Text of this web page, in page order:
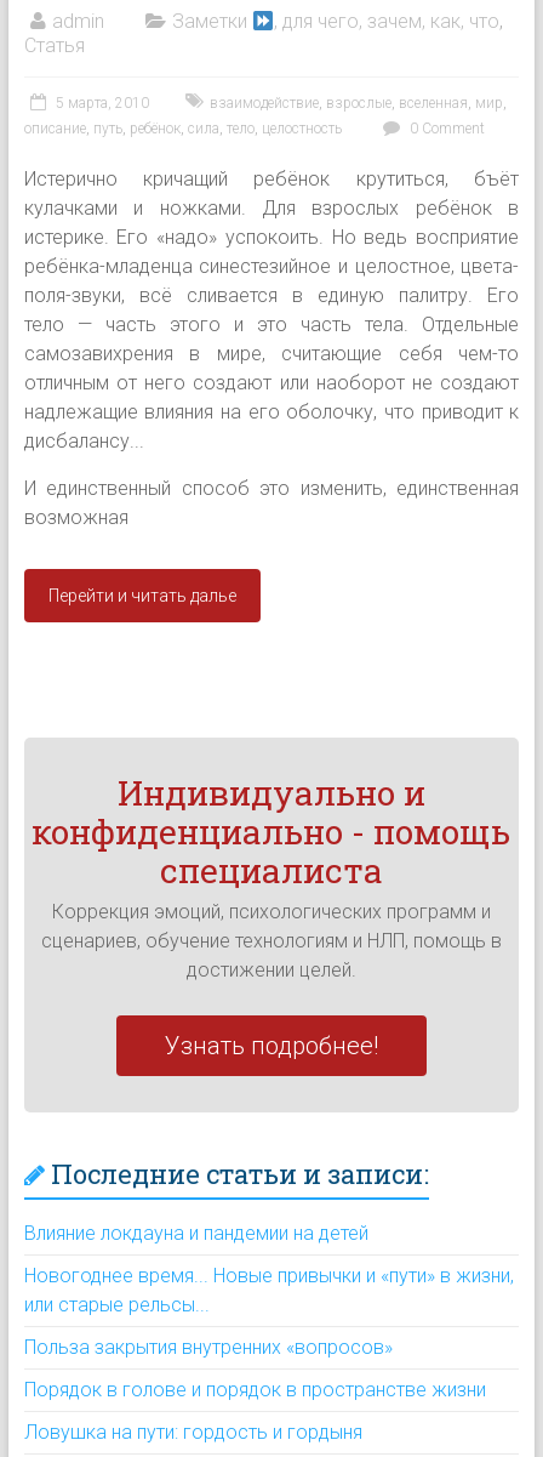
admin Заметки , для чего, зачем, как, что,
Статья
5 марта, 2010 взаимодействие, взрослые, вселенная, мир,
описание, путь, ребёнок, сила, тело, целостность 0 Comment
Истерично кричащий ребёнок крутиться, бъёт
кулачками и ножками. Для взрослых ребёнок в
истерике. Его «надо» успокоить. Но ведь восприятие
ребёнка-младенца синестезийное и целостное, цвета-
поля-звуки, всё сливается в единую палитру. Его
тело — часть этого и это часть тела. Отдельные
самозавихрения в мире, считающие себя чем-то
отличным от него создают или наоборот не создают
надлежащие влияния на его оболочку, что приводит к
дисбалансу...
И единственный способ это изменить, единственная
возможная
Перейти и читать далье
Индивидуально и
конфиденциально - помощь
специалиста
Коррекция эмоций, психологических программ и
сценариев, обучение технологиям и НЛП, помощь в
достижении целей.
Узнать подробнее!
Последние статьи и записи:
Влияние локдауна и пандемии на детей
Новогоднее время... Новые привычки и «пути» в жизни,
или старые рельсы...
Польза закрытия внутренних «вопросов»
Порядок в голове и порядок в пространстве жизни
Ловушка на пути: гордость и гордыня